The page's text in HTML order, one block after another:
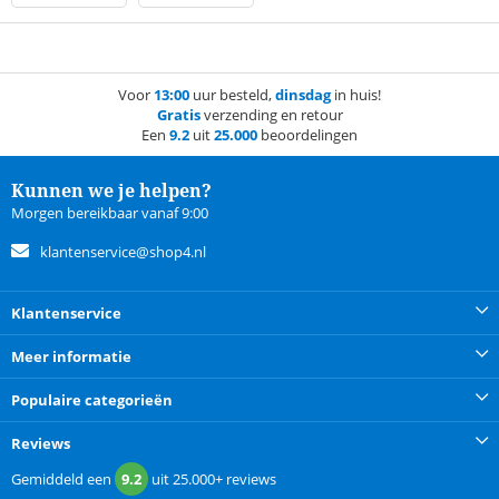
Voor 13:00 uur besteld,dinsdagin huis!
Gratisverzending en retour
Een 9.2 uit25.000 beoordelingen
Kunnen we je helpen?
Morgen bereikbaar vanaf 9:00
klantenservice@shop4.nl
Klantenservice
Meer informatie
Populaire categorieën
Reviews
Gemiddeld een 9.2 uit25.000+ reviews